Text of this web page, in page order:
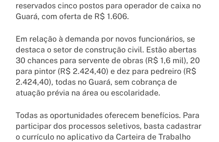
reservados cinco postos para operador de caixa no
Guará, com oferta de R$ 1.606.
Em relação à demanda por novos funcionários, se
destaca o setor de construção civil. Estão abertas
30 chances para servente de obras (R$ 1,6 mil), 20
para pintor (R$ 2.424,40) e dez para pedreiro (R$
2.424,40), todas no Guará, sem cobrança de
atuação prévia na área ou escolaridade.
Todas as oportunidades oferecem benefícios. Para
participar dos processos seletivos, basta cadastrar
o currículo no aplicativo da Carteira de Trabalho